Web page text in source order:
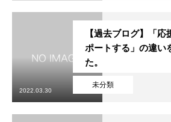
未分類
【過去ブログ】「
ポートする」の違い
た。
2022.03.30